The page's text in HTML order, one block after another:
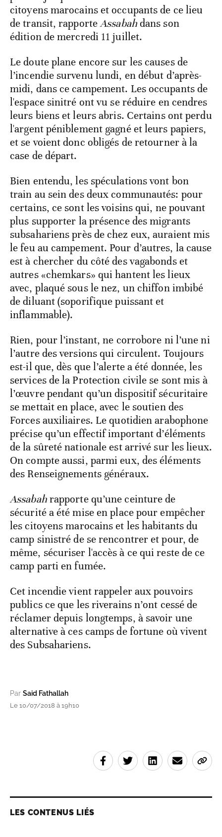
citoyens marocains et occupants de ce lieu
de transit, rapporteAssabahdans son
édition de mercredi 11 juillet.
Le doute plane encore sur les causes de
l’incendie survenu lundi, en début d’après-
midi, dans ce campement. Les occupants de
l'espace sinitré ont vu se réduire en cendres
leurs biens et leurs abris. Certains ont perdu
l'argent péniblement gagné et leurs papiers,
et se voient donc obligés de retourner à la
case de départ.
Bien entendu, les spéculations vont bon
train au sein des deux communautés: pour
certains, ce sont les voisins qui, ne pouvant
plus supporter la présence des migrants
subsahariens près de chez eux, auraient mis
le feu au campement. Pour d’autres, la cause
est à chercher du côté des vagabonds et
autres «chemkars» qui hantent les lieux
avec, plaqué sous le nez, un chiffon imbibé
de diluant (soporifique puissant et
inflammable).
Rien, pour l’instant, ne corrobore ni l’une ni
l’autre des versions qui circulent. Toujours
est-il que, dès que l’alerte a été donnée, les
services de la Protection civile se sont mis à
l’œuvre pendant qu’un dispositif sécuritaire
se mettait en place, avec le soutien des
Forces auxiliaires. Le quotidien arabophone
précise qu’un effectif important d’éléments
de la sûreté nationale est arrivé sur les lieux.
On compte aussi, parmi eux, des éléments
des Renseignements généraux.
Assabahrapporte qu’une ceinture de
sécurité a été mise en place pour empêcher
les citoyens marocains et les habitants du
camp sinistré de se rencontrer et pour, de
même, sécuriser l'accès à ce qui reste de ce
camp parti en fumée.
Cet incendie vient rappeler aux pouvoirs
publics ce que les riverains n’ont cessé de
réclamer depuis longtemps, à savoir une
alternative à ces camps de fortune où vivent
des Subsahariens.
Par Said Fathallah
Le 10/07/2018 à 19h10
LES CONTENUS LIÉS